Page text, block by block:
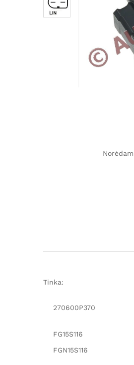
Tinka:
270600P370
FG15S116
FGN15S116